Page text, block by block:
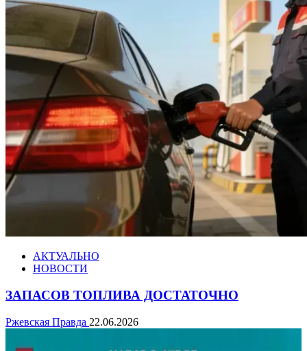
АКТУАЛЬНО
НОВОСТИ
ЗАПАСОВ ТОПЛИВА ДОСТАТОЧНО
Ржевская Правда 22.06.2026